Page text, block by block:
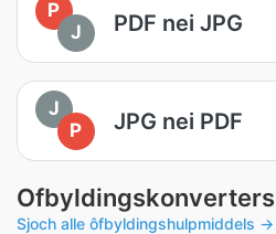
P
J
PDF nei JPG
J
P
JPG nei PDF
Ofbyldingskonverters
Sjoch alle ôfbyldingshulpmiddels →